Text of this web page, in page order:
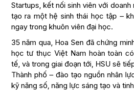
Startups, kết nối sinh viên với doanh
tạo ra một hệ sinh thái học tập –
ngay trong khuôn viên đại học.
35 năm qua, Hoa Sen đã chứng
học tư thục Việt Nam hoàn toàn
tế, và trong giai đoạn tới, HSU sẽ
Thành phố – đào tạo nguồn nhân
kỹ năng số, năng lực sáng tạo và